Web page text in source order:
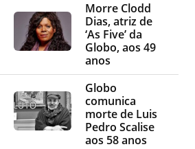
Morre Clodd
Dias, atriz de
‘As Five’ da
Globo, aos 49
anos
Globo
comunica
morte de Luis
Pedro Scalise
aos 58 anos